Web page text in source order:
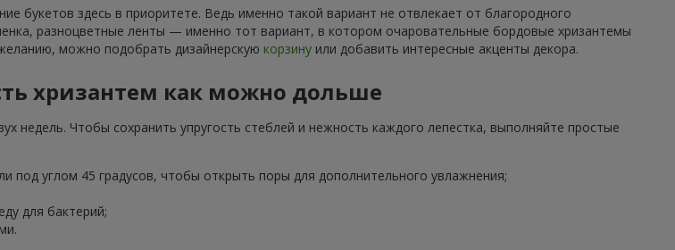
букетов здесь в приоритете. Ведь именно такой вариант не отвлекает от благородного
разноцветные ленты — именно тот вариант, в котором очаровательные бордовые хризантемы
можно подобрать дизайнерскую корзину или добавить интересные акценты декора.
хризантем как можно дольше
недель. Чтобы сохранить упругость стеблей и нежность каждого лепестка, выполняйте простые
под углом 45 градусов, чтобы открыть поры для дополнительного увлажнения;
для бактерий;